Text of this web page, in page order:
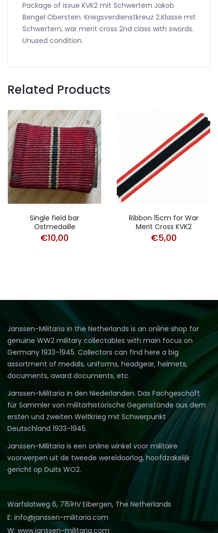
Package of issue KVK2 mit Schwertern Jakob
Bengel Oberstein. Kriegsverdienstkreuz 2.Klasse mit
Schwertern, war merit cross 2nd class with swords.
Unused condition.
Related Products
Single field bar
Ostmedaille
€10,00
Ribbon 15cm for War
Merit Cross KVK2
€5,00
Janssen-Militaria in the Netherlands is an online shop for
genuine WW2 military collectables with main focus on
Germany 1933-1945. Collectors can find here a big
assortment of medals, uniforms, headgear, helmets,
documents, award documents, etc.
Janssen-Militaria in den Niederlanden. Das Fachgeschäft
für Sammler von militärhistorische Gegenstände aus dem
ersten und zweiten Weltkrieg mit Schwerpunkt
Deutschland 1933-1945.
Janssen-Militaria is een online winkel voor militaire
voorwerpen uit de tweede wereldoorlog, hoofdzakelijk
gericht op Duits WO2.
Warfslatweg 6, 7151HV Eibergen, The Netherlands
E: info@janssen-militaria.com
W: www.janssen-militaria.com